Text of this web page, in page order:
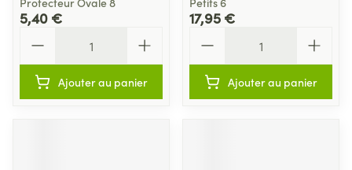
5,40 €
Ajouter au panier
17,95 €
Ajouter au panier